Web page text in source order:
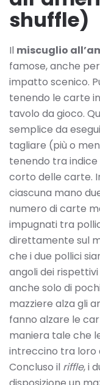
shuffle)
Il miscuglio
famose, anche
impatto scenico.
tenendo le carte
tavolo da gioco.
semplice da
tagliare (più o
tenendo tra
corto delle carte.
ciascuna mano
numero di carte
impugnati tra
direttamente sul
che i due pollici
angoli dei
anche solo di
mazziere alza gli
fanno alzare le
maniera tale che
intreccino tra loro
Concluso il riffle, i